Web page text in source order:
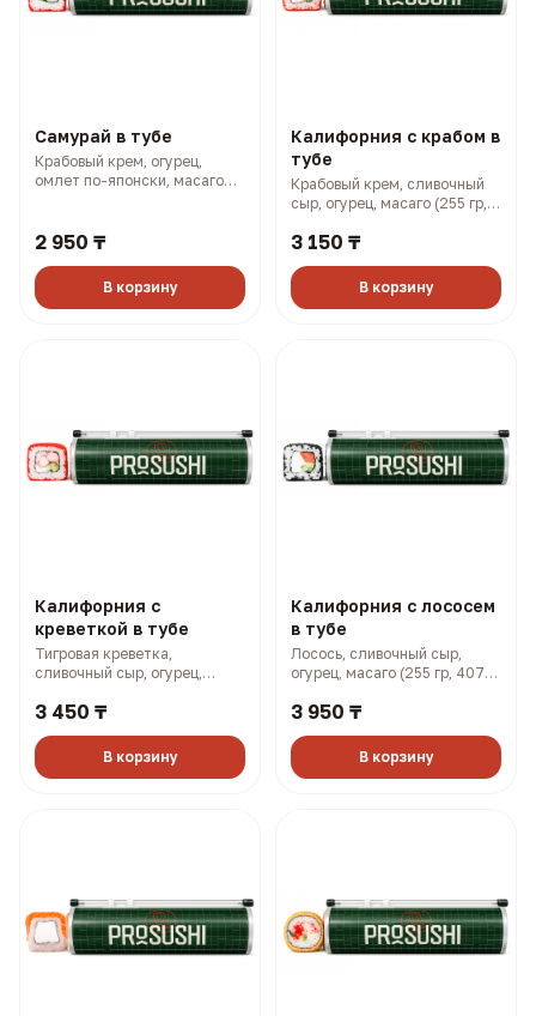
Самурай в тубе
Крабовый крем, огурец,
омлет по-японски, масаго
2 950 ₸
В корзину
Калифорния с крабом в
тубе
Крабовый крем, сливочный
сыр, огурец, масаго (255 гр,
3 150 ₸
В корзину
Калифорния с
креветкой в тубе
Тигровая креветка,
сливочный сыр, огурец,
3 450 ₸
В корзину
Калифорния с лососем
в тубе
Лосось, сливочный сыр,
огурец, масаго (255 гр, 407
3 950 ₸
В корзину